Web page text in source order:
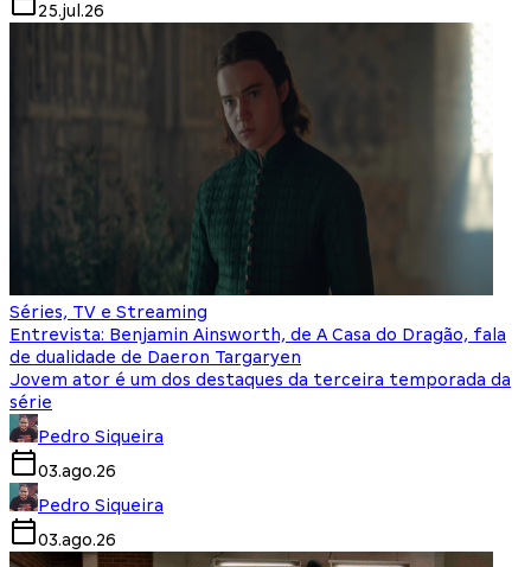
25.jul.26
Séries, TV e Streaming
Entrevista: Benjamin Ainsworth, de A Casa do Dragão, fala
de dualidade de Daeron Targaryen
Jovem ator é um dos destaques da terceira temporada da
série
Pedro Siqueira
03.ago.26
Pedro Siqueira
03.ago.26